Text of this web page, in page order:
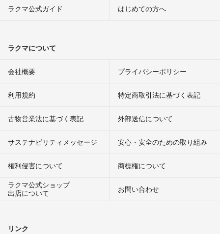
ラクマ公式ガイド はじめての方へ
ラクマについて
会社概要 プライバシーポリシー
利用規約 特定商取引法に基づく表記
古物営業法に基づく表記 外部送信について
サステナビリティメッセージ 安心・安全のための取り組み
権利侵害について
商標権について
ラクマ公式ショップ
出店について
お問い合わせ
リンク